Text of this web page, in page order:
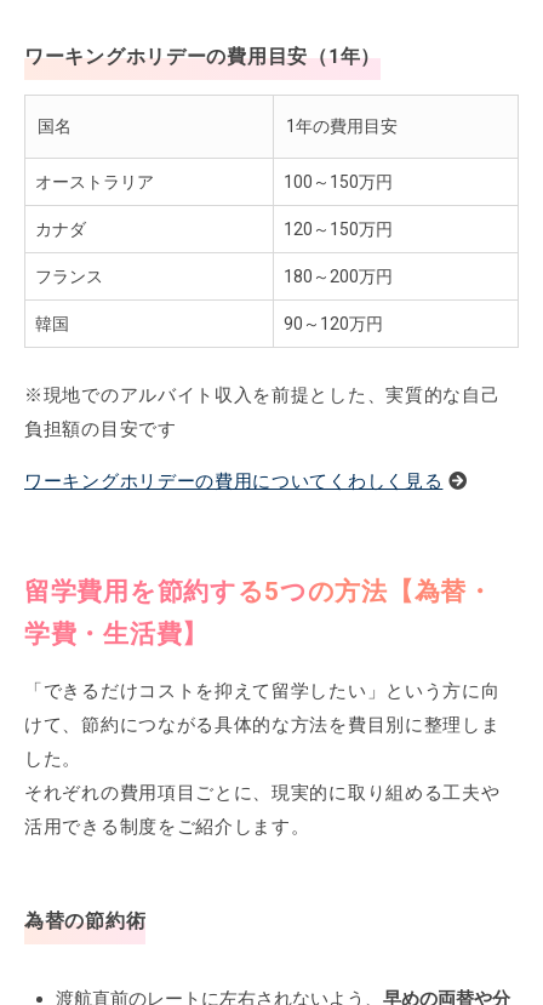
ワーキングホリデーの費用目安（1年）
国名 1年の費用目安
オーストラリア 100～150万円
カナダ 120～150万円
フランス 180～200万円
韓国 90～120万円
※現地でのアルバイト収入を前提とした、実質的な自己
負担額の目安です
ワーキングホリデーの費用についてくわしく見る
留学費用を節約する5つの方法【為替・
学費・生活費】
「できるだけコストを抑えて留学したい」という方に向
けて、節約につながる具体的な方法を費目別に整理しま
した。
それぞれの費用項目ごとに、現実的に取り組める工夫や
活用できる制度をご紹介します。
為替の節約術
渡航直前のレートに左右されないよう、 早めの両替や分